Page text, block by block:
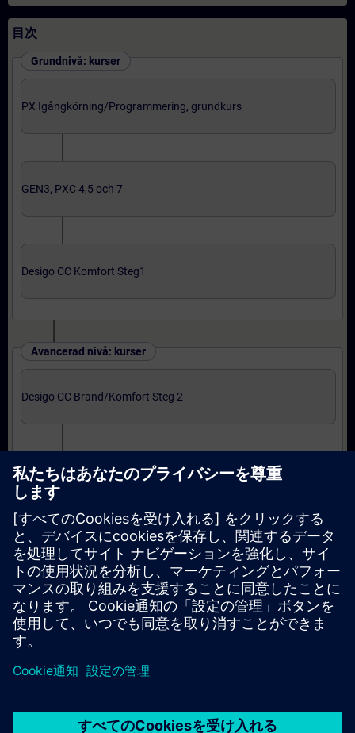
目次
Grundnivå: kurser
PX Igångkörning/Programmering, grundkurs
GEN3, PXC 4,5 och 7
Desigo CC Komfort Steg1
Avancerad nivå: kurser
Desigo CC Brand/Komfort Steg 2
Grundkurs i Integrering
Expertnivå: kurser
Integration till Desigo CC